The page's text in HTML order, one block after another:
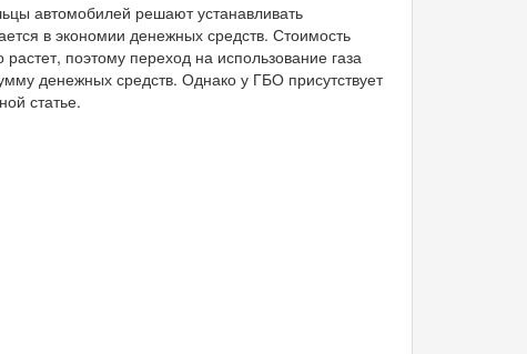
автомобилей решают устанавливать
в экономии денежных средств. Стоимость
поэтому переход на использование газа
денежных средств. Однако у ГБО присутствует
статье.